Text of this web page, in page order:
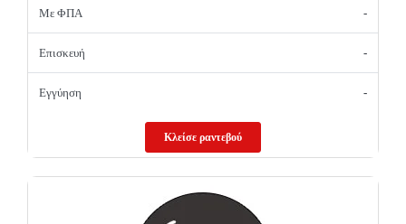
Με ΦΠΑ -
Επισκευή -
Εγγύηση -
Κλείσε ραντεβού